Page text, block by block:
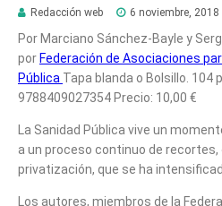
Redacción web 6 noviembre, 2018
Por Marciano Sánchez-Bayle y
por Federación de Asociaciones
Pública Tapa blanda o Bolsillo. 104
9788409027354 Precio: 10,00 €
La Sanidad Pública vive un
a un proceso continuo de
privatización, que se ha
Los autores, miembros de la